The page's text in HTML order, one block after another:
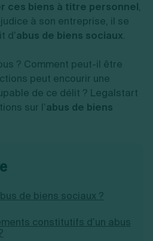
forme juridique
création
du nom d'entreprise
du dirigeant
d'expertise
pratiques
ces biens à titre personnel,
à son entreprise, il se
d’abus de biens sociaux.
? Comment peut-il être
peut encourir une
de ce délit ? Legalstart
sur l’abus de biens
de biens sociaux ?
constitutifs d’un abus